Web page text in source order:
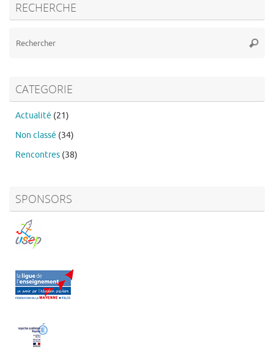
RECHERCHE
CATEGORIE
Actualité (21)
Non classé (34)
Rencontres (38)
SPONSORS